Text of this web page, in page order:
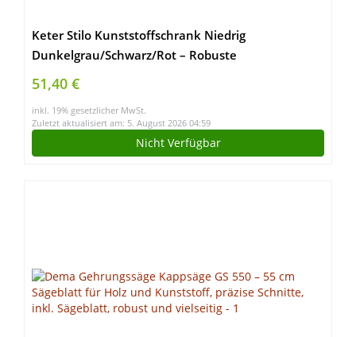
Keter Stilo Kunststoffschrank Niedrig
Dunkelgrau/Schwarz/Rot – Robuste
Aufbewahrungslösung, 68x39x90cm, mit
Verstellbaren Einlegeböden
51,40 €
inkl. 19% gesetzlicher MwSt.
Zuletzt aktualisiert am: 5. August 2026 04:59
Nicht Verfügbar